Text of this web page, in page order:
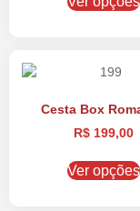
Cesta Box
R$199,00
Ver opções